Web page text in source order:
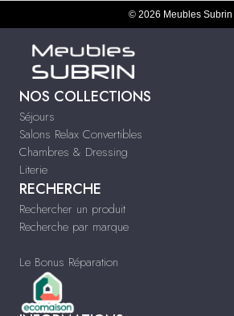
© 2026 Meubles Subrin
NOS COLLECTIONS
Séjours
Salons Relax Convertibles
Chambres & Dressing
Literie
RECHERCHE
Rechercher un produit
Recherche par marque
Le Bonus Réparation